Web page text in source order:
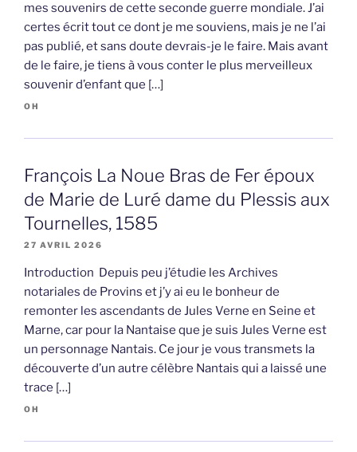
mes souvenirs de cette seconde guerre mondiale. J’ai
certes écrit tout ce dont je me souviens, mais je ne l’ai
pas publié, et sans doute devrais-je le faire. Mais avant
de le faire, je tiens à vous conter le plus merveilleux
souvenir d’enfant que […]
OH
François La Noue Bras de Fer époux
de Marie de Luré dame du Plessis aux
Tournelles, 1585
27 AVRIL 2026
Introduction Depuis peu j’étudie les Archives
notariales de Provins et j’y ai eu le bonheur de
remonter les ascendants de Jules Verne en Seine et
Marne, car pour la Nantaise que je suis Jules Verne est
un personnage Nantais. Ce jour je vous transmets la
découverte d’un autre célèbre Nantais qui a laissé une
trace […]
OH